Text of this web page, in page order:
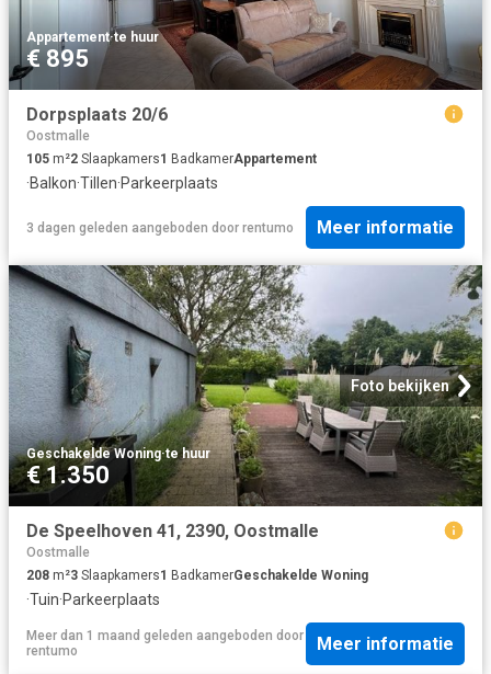
Appartement·te huur
€ 895
Dorpsplaats 20/6
Oostmalle
105 m²2 Slaapkamers1 BadkamerAppartement
·Balkon·Tillen·Parkeerplaats
3 dagen geleden aangeboden door rentumo Meer informatie
Foto bekijken
Geschakelde Woning·te huur
€ 1.350
De Speelhoven 41, 2390, Oostmalle
Oostmalle
208 m²3 Slaapkamers1 BadkamerGeschakelde Woning
·Tuin·Parkeerplaats
Meer dan 1 maand geleden aangeboden door
rentumo
Meer informatie